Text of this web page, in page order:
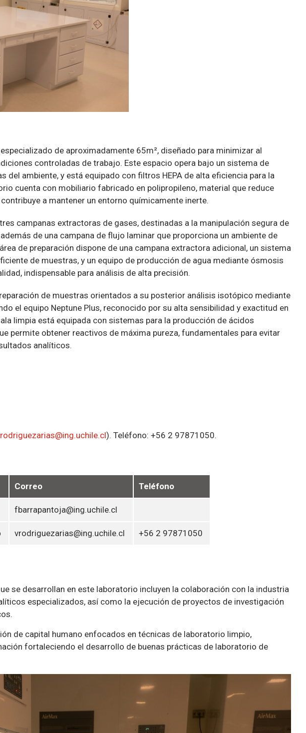
de aproximadamente 65m², diseñado para minimizar al
controladas de trabajo. Este espacio opera bajo un sistema de
del ambiente, y está equipado con filtros HEPA de alta eficiencia para la
cuenta con mobiliario fabricado en polipropileno, material que reduce
a mantener un entorno químicamente inerte.
campanas extractoras de gases, destinadas a la manipulación segura de
de una campana de flujo laminar que proporciona un ambiente de
de preparación dispone de una campana extractora adicional, un sistema
de muestras, y un equipo de producción de agua mediante ósmosis
indispensable para análisis de alta precisión.
de muestras orientados a su posterior análisis isotópico mediante
el equipo Neptune Plus, reconocido por su alta sensibilidad y exactitud en
limpia está equipada con sistemas para la producción de ácidos
permite obtener reactivos de máxima pureza, fundamentales para evitar
analíticos.
). Teléfono: +56 2 97871050.
Correo Teléfono
fbarrapantoja@ing.uchile.cl
vrodriguezarias@ing.uchile.cl +56 2 97871050
se desarrollan en este laboratorio incluyen la colaboración con la industria
especializados, así como la ejecución de proyectos de investigación
de capital humano enfocados en técnicas de laboratorio limpio,
fortaleciendo el desarrollo de buenas prácticas de laboratorio de